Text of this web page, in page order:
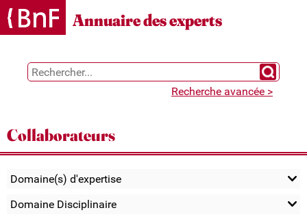
Gestion des cookies
Annuaire des experts
Chercher
Recherche avancée >
Collaborateurs
Domaine(s) d'expertise
Domaine Disciplinaire